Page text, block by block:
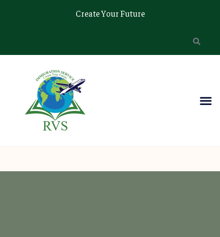
Create Your Future